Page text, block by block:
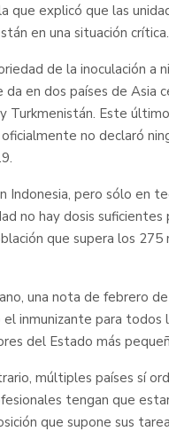
que explicó que las
en una situación crítica.
de la inoculación a
da en dos países de Asia
Turkmenistán. Este
no declaró
Indonesia, pero sólo en
no hay dosis suficientes
que supera los 275
una nota de febrero
inmunizante para todos
del Estado más
múltiples países sí
tengan que
que supone sus